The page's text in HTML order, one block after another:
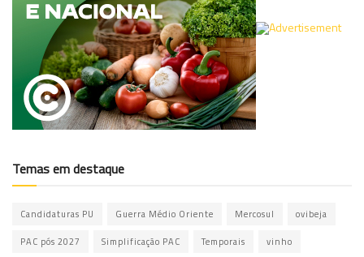
Temas em destaque
Candidaturas PU Guerra Médio Oriente Mercosul ovibeja
PAC pós 2027 Simplificação PAC Temporais vinho